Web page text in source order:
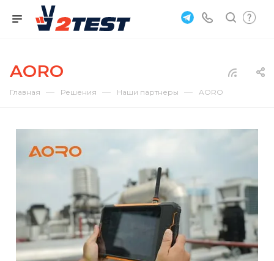
AORO
Главная — Решения — Наши партнеры — AORO